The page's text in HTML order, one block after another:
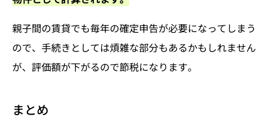
親子間の賃貸でも毎年の確定申告が必要になってしまう
ので、手続きとしては煩雑な部分もあるかもしれません
が、評価額が下がるので節税になります。
まとめ